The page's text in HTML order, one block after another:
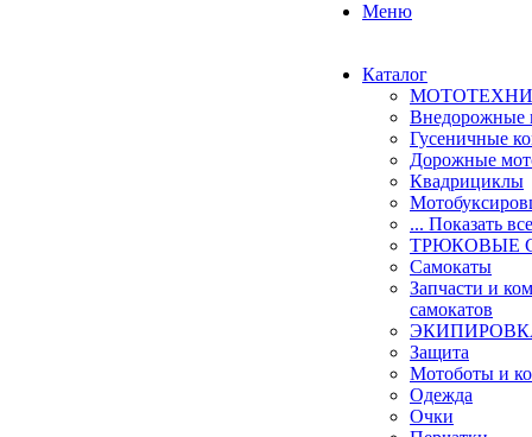
Меню
Каталог
Внедорожные
Гусеничные
Дорожные
Квадрициклы
... Показать все
ТРЮКОВЫЕ
Самокаты
Запчасти и
самокатов
Защита
Мотоботы и
Одежда
Очки